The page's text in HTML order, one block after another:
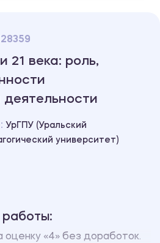
21 века: роль,
деятельности
УрГПУ (Уральский
университет)
работы:
«4» без доработок.